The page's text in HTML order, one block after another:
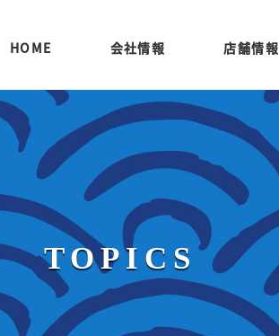
HOME 会社情報 店舗情報
TOPICS